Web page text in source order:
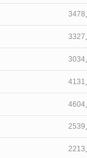
3478
3327
3034
4131
4604
2539
2213